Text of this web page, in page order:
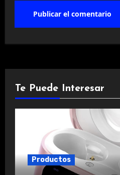
Te Puede Interesar
Productos